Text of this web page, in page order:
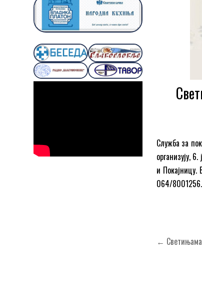
Служба за
организују,
и Покајницу.
064/8001256.
← Светињама